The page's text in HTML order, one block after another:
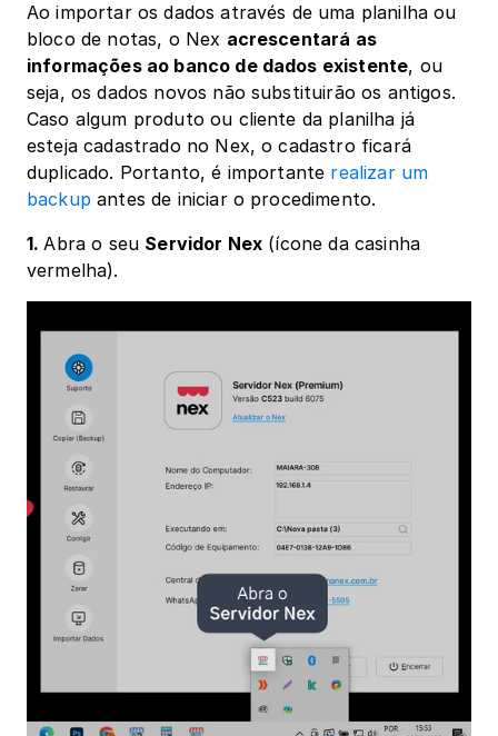
Ao importar os dados através de uma planilha ou
bloco de notas, o Nex acrescentará as
informações ao banco de dados existente, ou
seja, os dados novos não substituirão os antigos.
Caso algum produto ou cliente da planilha já
esteja cadastrado no Nex, o cadastro ficará
duplicado. Portanto, é importante realizar um
backup antes de iniciar o procedimento.
1. Abra o seu Servidor Nex (ícone da casinha
vermelha).